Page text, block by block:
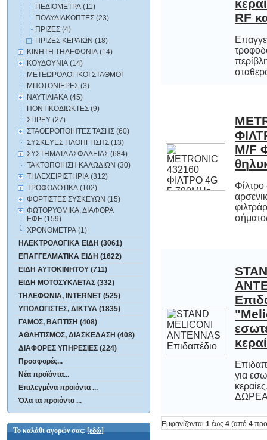
ΠΕΔΙΟΜΕΤΡΑ (11)
ΠΟΛΥΔΙΑΚΟΠΤΕΣ (23)
ΠΡΙΖΕΣ (4)
ΠΡΙΖΕΣ ΚΕΡΑΙΩΝ (18)
ΚΙΝΗΤΗ ΤΗΛΕΦΩΝΙΑ (14)
ΚΟΥΔΟΥΝΙΑ (14)
ΜΕΤΕΩΡΟΛΟΓΙΚΟΙ ΣΤΑΘΜΟΙ
ΜΠΟΤΟΝΙΕΡΕΣ (3)
ΝΑΥΤΙΛΙΑΚΑ (45)
ΠΟΝΤΙΚΟΔΙΩΚΤΕΣ (9)
ΣΠΡΕΥ (27)
ΣΤΑΘΕΡΟΠΟΙΗΤΕΣ ΤΑΣΗΣ (60)
ΣΥΣΚΕΥΕΣ ΠΛΟΗΓΗΣΗΣ (13)
ΣΥΣΤΗΜΑΤΑ ΑΣΦΑΛΕΙΑΣ (684)
ΤΑΚΤΟΠΟΙΗΣΗ ΚΑΛΩΔΙΩΝ (30)
ΤΗΛΕΧΕΙΡΙΣΤΗΡΙΑ (312)
ΤΡΟΦΟΔΟΤΙΚΑ (102)
ΦΟΡΤΙΣΤΕΣ ΣΥΣΚΕΥΩΝ (15)
ΦΩΤΟΡΥΘΜΙΚΑ, ΔΙΑΦΟΡΑ
ΕΦΕ (159)
ΧΡΟΝΟΜΕΤΡΑ (1)
ΗΛΕΚΤΡΟΛΟΓΙΚΑ ΕΙΔΗ (3061)
ΕΠΑΓΓΕΛΜΑΤΙΚΑ ΕΙΔΗ (1622)
ΕΙΔΗ ΑΥΤΟΚΙΝΗΤΟΥ (711)
ΕΙΔΗ ΜΟΤΟΣΥΚΛΕΤΑΣ (332)
ΤΗΛΕΦΩΝΙΑ, INTERNET (525)
ΥΠΟΛΟΓΙΣΤΕΣ, ΔΙΚΤΥΑ (1835)
ΓΑΜΟΣ, ΒΑΠΤΙΣΗ (408)
ΑΘΛΗΤΙΣΜΟΣ, ΔΙΑΣΚΕΔΑΣΗ (408)
ΔΙΑΦΟΡΕΣ ΥΠΗΡΕΣΙΕΣ (224)
Προσφορές...
Νέα προϊόντα...
Επιλεγμένα προϊόντα ...
Όλα τα προϊόντα ...
Το καλάθι αγορών σας:[εδώ]
RF
M/F
για
Εμφανίζονται 1 έως 4 (από 4